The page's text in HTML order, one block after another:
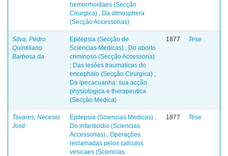
hemorrhoidaes (Secção
Cirurgica) ; Da atmosphera
(Secção Accessorias)
Silva, Pedro
Quintiliano
Barbosa da
Epilepsia (Secção de
Sciencias Medicas) ; Do aborto
criminoso (Secção Accessoria)
; Das lesões traumaticas do
encephalo (Secção Cirurgica) ;
Da ipecacuanha: sua acção
physiologica e therapeutica
(Secção Medica)
1877 Tese
Tavares, Necesio
José
Epilepsia (Sciencias Medicas) ;
Do infanticidio (Sciencias
Accessorias) ; Operações
reclamadas pelos calculos
vesicaes (Sciencias
1877 Tese